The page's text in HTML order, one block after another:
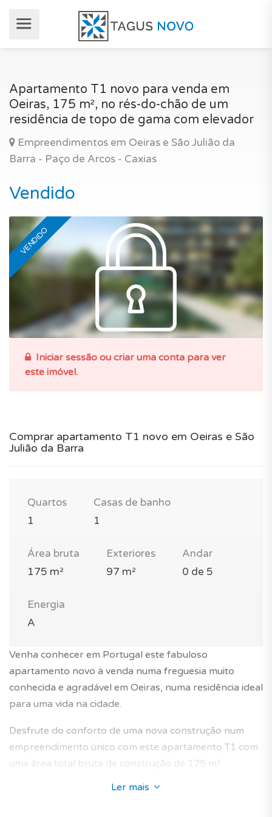
Apartamento T1 novo para venda em
Oeiras, 175 m², no rés-do-chão de um
residência de topo de gama com elevador
Empreendimentos em Oeiras e São Julião da
Barra - Paço de Arcos - Caxias
Vendido
VENDIDO
Iniciar sessão ou criar uma conta para ver
este imóvel.
Comprar apartamento T1 novo em Oeiras e São
Julião da Barra
Quartos
1
Casas de banho
1
Área bruta
175 m²
Exteriores
97 m²
Andar
0 de 5
Energia
A
Venha conhecer em Portugal este fabuloso
apartamento novo à venda numa freguesia muito
conhecida e agradável em Oeiras, numa residência ideal
para uma vida na cidade.
Desfrute do conforto de uma nova construção num
empreendimento único com este apartamento T1 com
uma área total bruta de construção de 175 m².
O imóvel fica num localização privilegiada de Oeiras na
Ler mais